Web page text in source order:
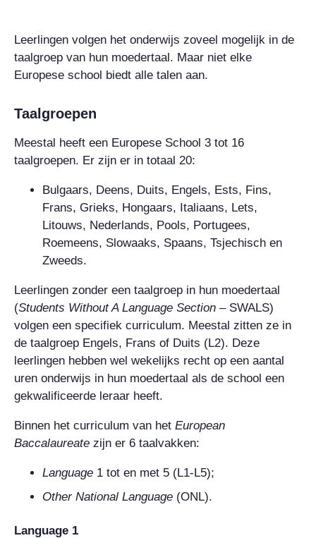
Leerlingen volgen het onderwijs zoveel mogelijk in de
taalgroep van hun moedertaal. Maar niet elke
Europese school biedt alle talen aan.
Taalgroepen
Meestal heeft een Europese School 3 tot 16
taalgroepen. Er zijn er in totaal 20:
Bulgaars, Deens, Duits, Engels, Ests, Fins,
Frans, Grieks, Hongaars, Italiaans, Lets,
Litouws, Nederlands, Pools, Portugees,
Roemeens, Slowaaks, Spaans, Tsjechisch en
Zweeds.
Leerlingen zonder een taalgroep in hun moedertaal
(Students Without A Language Section – SWALS)
volgen een specifiek curriculum. Meestal zitten ze in
de taalgroep Engels, Frans of Duits (L2). Deze
leerlingen hebben wel wekelijks recht op een aantal
uren onderwijs in hun moedertaal als de school een
gekwalificeerde leraar heeft.
Binnen het curriculum van het European
Baccalaureate zijn er 6 taalvakken:
Language 1 tot en met 5 (L1-L5);
Other National Language (ONL).
Language 1